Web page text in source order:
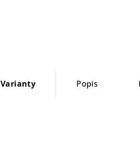
Varianty Popis